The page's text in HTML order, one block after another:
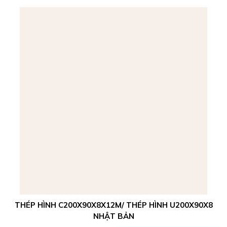
THÉP HÌNH C200X90X8X12M/ THÉP HÌNH U200X90X8
NHẬT BẢN